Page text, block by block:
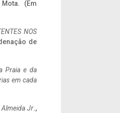
(Em
NOS
de
Praia e da
em cada
Almeida Jr.,